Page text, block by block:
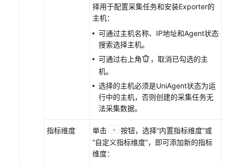
择用于配置采集任务和安装Exporter的
主机：
可通过主机名称、IP地址和Agent状态
搜索选择主机。
可通过右上角
，取消已勾选的主
机。
选择的主机必须是UniAgent状态为运
行中的主机，否则创建的采集任务无
法采集数据。
指标维度 单击
按钮，选择“内置指标维度”或
“自定义指标维度”，即可添加新的指标
维度：